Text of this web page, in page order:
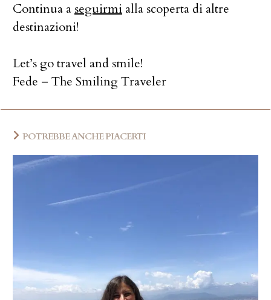
Continua aseguirmi alla scoperta di altre
destinazioni!
Let’s go travel and smile!
Fede – The Smiling Traveler
POTREBBE ANCHE PIACERTI